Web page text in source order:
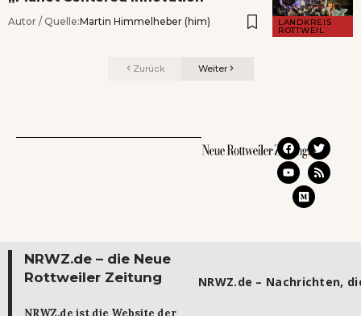
LANDKREIS
ROTTWEIL
Autor / Quelle:Martin Himmelheber (him)
Zurück Weiter
NRWZ.de – die Neue
Rottweiler Zeitung
NRWZ.de ist die Website der
NRWZ.de – Nachrichten,